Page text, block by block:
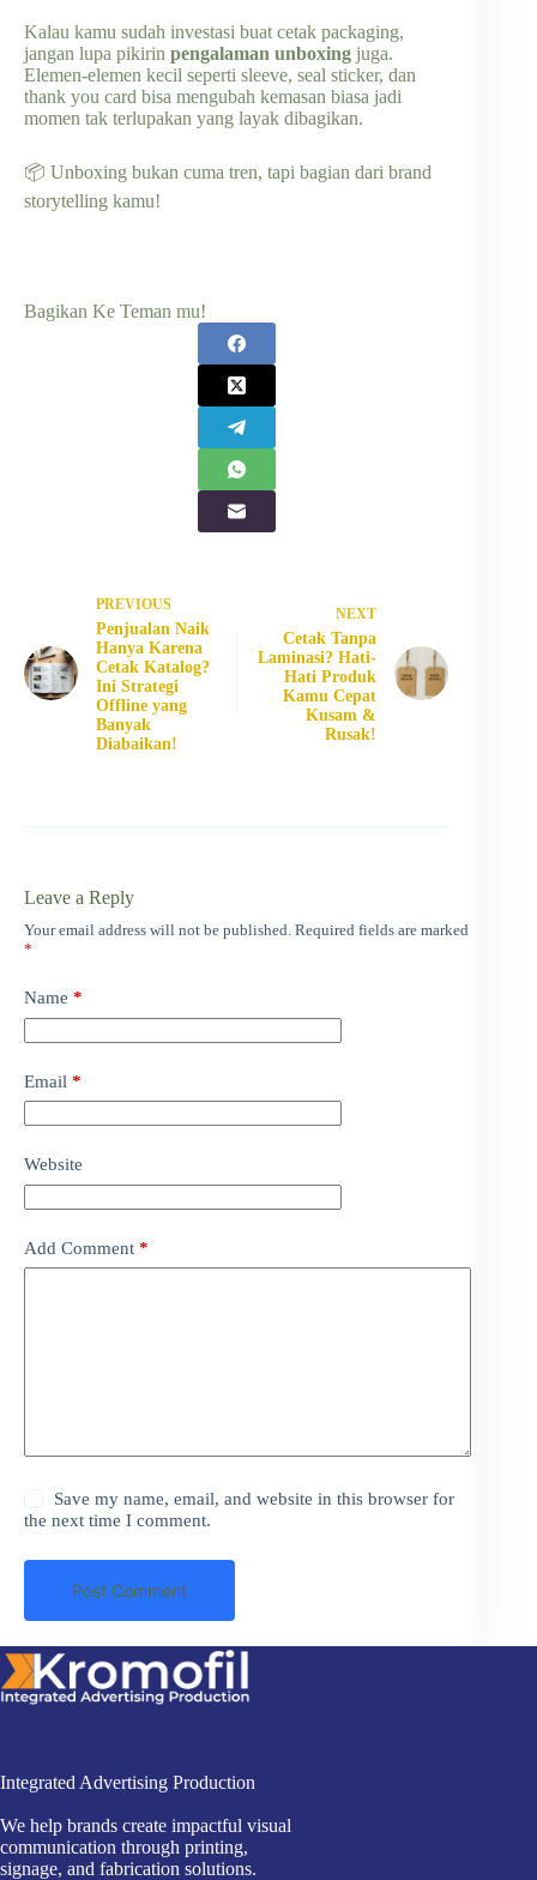
Kalau kamu sudah investasi buat cetak packaging,
jangan lupa pikirin pengalaman unboxing juga.
Elemen-elemen kecil seperti sleeve, seal sticker, dan
thank you card bisa mengubah kemasan biasa jadi
momen tak terlupakan yang layak dibagikan.
📦 Unboxing bukan cuma tren, tapi bagian dari brand
storytelling kamu!
Bagikan Ke Teman mu!
PREVIOUS
Penjualan Naik
Hanya Karena
Cetak Katalog?
Ini Strategi
Offline yang
Banyak
Diabaikan!
NEXT
Cetak Tanpa
Laminasi? Hati-
Hati Produk
Kamu Cepat
Kusam &
Rusak!
Leave a Reply
Your email address will not be published. Required fields are marked
*
Name *
Email *
Website
Add Comment *
Save my name, email, and website in this browser for
the next time I comment.
Post Comment
Integrated Advertising Production
We help brands create impactful visual
communication through printing,
signage, and fabrication solutions.